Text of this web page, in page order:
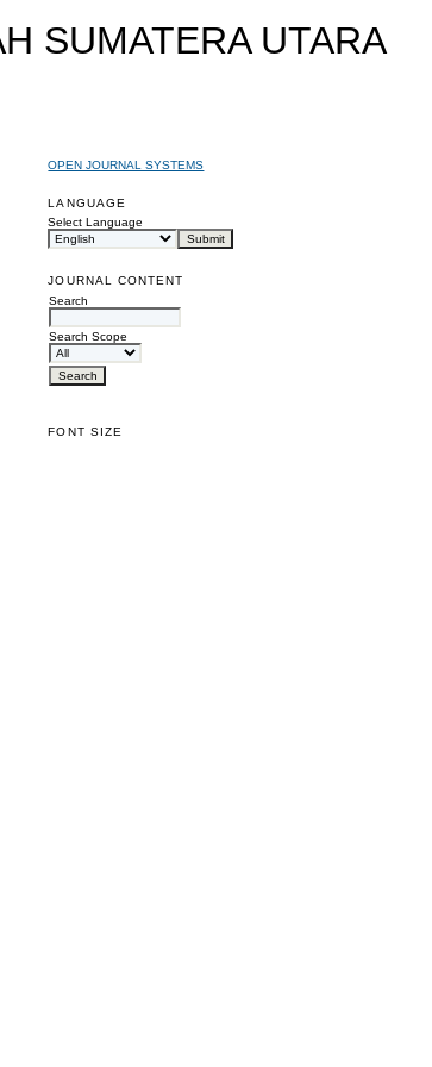
OPEN JOURNAL SYSTEMS
LANGUAGE
Select Language
JOURNAL CONTENT
Search
Search Scope
FONT SIZE